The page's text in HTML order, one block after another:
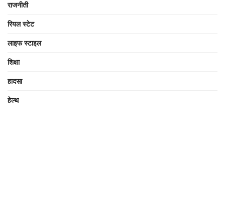
राजनीती
रियल स्टेट
लाइफ स्टाइल
शिक्षा
हादसा
हेल्थ